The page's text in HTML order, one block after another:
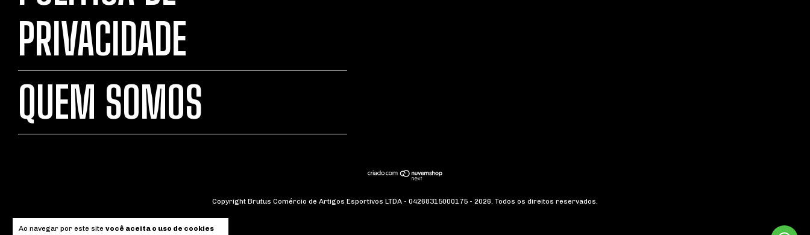
Ao navegar por este site você aceita o uso de cookies
PRIVACIDADE
QUEM SOMOS
Copyright Brutus Comércio de Artigos Esportivos LTDA - 04268315000175 - 2026. Todos os direitos reservados.